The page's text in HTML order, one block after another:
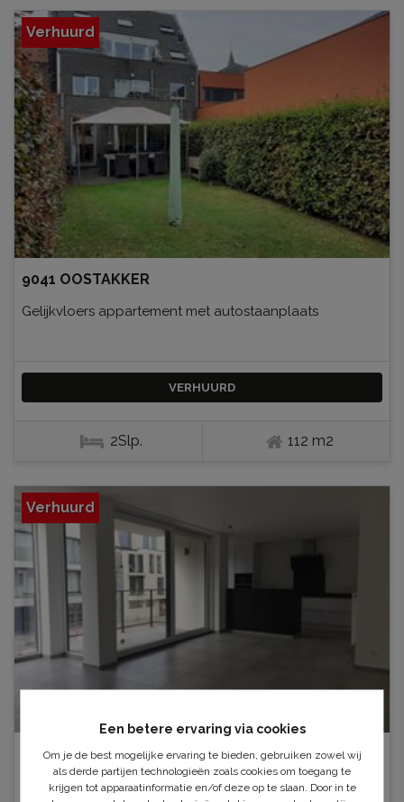
Verhuurd
9041 OOSTAKKER
Gelijkvloers appartement met autostaanplaats
VERHUURD
2Slp. 112 m2
Verhuurd
9900 EEKLO
VOLLEDIG OPGESCHILDERD
Een betere ervaring via cookies
Om je de best mogelijke ervaring te bieden, gebruiken zowel wij
als derde partijen technologieën zoals cookies om toegang te
krijgen tot apparaatinformatie en/of deze op te slaan. Door in te